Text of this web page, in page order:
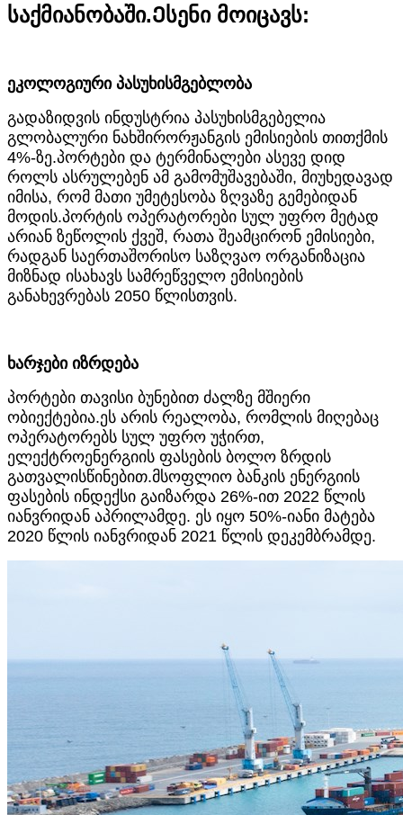
საქმიანობაში.Ესენი მოიცავს:
ეკოლოგიური პასუხისმგებლობა
გადაზიდვის ინდუსტრია პასუხისმგებელია
გლობალური ნახშირორჟანგის ემისიების თითქმის
4%-ზე.პორტები და ტერმინალები ასევე დიდ
როლს ასრულებენ ამ გამომუშავებაში, მიუხედავად
იმისა, რომ მათი უმეტესობა ზღვაზე გემებიდან
მოდის.პორტის ოპერატორები სულ უფრო მეტად
არიან ზეწოლის ქვეშ, რათა შეამცირონ ემისიები,
რადგან საერთაშორისო საზღვაო ორგანიზაცია
მიზნად ისახავს სამრეწველო ემისიების
განახევრებას 2050 წლისთვის.
ხარჯები იზრდება
პორტები თავისი ბუნებით ძალზე მშიერი
ობიექტებია.ეს არის რეალობა, რომლის მიღებაც
ოპერატორებს სულ უფრო უჭირთ,
ელექტროენერგიის ფასების ბოლო ზრდის
გათვალისწინებით.მსოფლიო ბანკის ენერგიის
ფასების ინდექსი გაიზარდა 26%-ით 2022 წლის
იანვრიდან აპრილამდე. ეს იყო 50%-იანი მატება
2020 წლის იანვრიდან 2021 წლის დეკემბრამდე.